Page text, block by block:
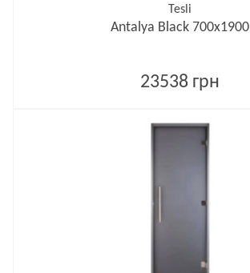
Tesli
Antalya Black 700х1900
23538 грн